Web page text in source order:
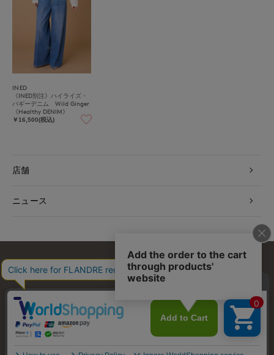
INED
《INED別注》ハイライズ・
バギーデニム Wild Ginger
《Healthy DENIM》
￥16,500(税込)
店舗
ニュース
お問い合わせ 利用規約 会社概要 プライバシーポリシー
特定商取引・古物営業法に基づく表示 店舗リスト